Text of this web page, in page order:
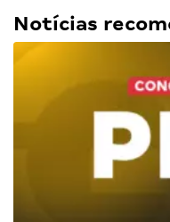
Notícias